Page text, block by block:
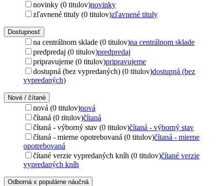
novinky (0 titulov)novinky
zľavnené tituly (0 titulov)zľavnené tituly
Dostupnosť
na centrálnom sklade (0 titulov)na centrálnom sklade
predpredaj (0 titulov)predpredaj
pripravujeme (0 titulov)pripravujeme
dostupná (bez vypredaných) (0 titulov)dostupná (bez
vypredaných)
Nové / čítané
nová (0 titulov)nová
čítaná (0 titulov)čítaná
čítaná - výborný stav (0 titulov)čítaná - výborný stav
čítaná - mierne opotrebovaná (0 titulov)čítaná - mierne
opotrebovaná
čítané verzie vypredaných kníh (0 titulov)čítané verzie
vypredaných kníh
Odborná x populárne náučná